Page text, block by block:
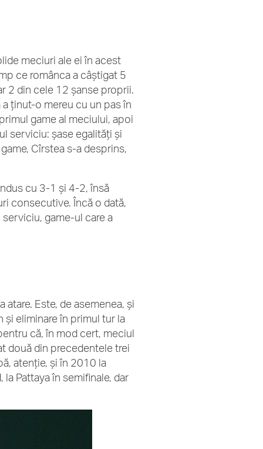
meciuri ale ei în acest
ce românca a câștigat 5
2 din cele 12 șanse proprii.
ținut-o mereu cu un pas în
game al meciului, apoi
serviciu: șase egalități și
Cîrstea s-a desprins,
cu 3-1 și 4-2, însă
consecutive. Încă o dată,
game-ul care a
Este, de asemenea, și
și eliminare în primul tur la
că, în mod cert, meciul
două din precedentele trei
atenție, și în 2010 la
Pattaya în semifinale, dar